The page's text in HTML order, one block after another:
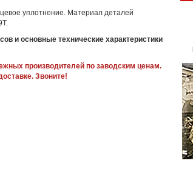
уплотнение. Материал деталей
и основные технические характеристики
производителей по заводским ценам.
Звоните!